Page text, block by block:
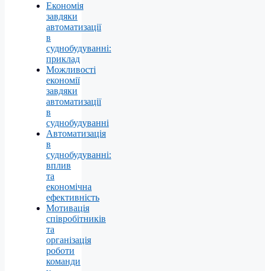
Економія
завдяки
автоматизації
в
суднобудуванні:
приклад
Можливості
економії
завдяки
автоматизації
в
суднобудуванні
Автоматизація
в
суднобудуванні:
вплив
та
економічна
ефективність
Мотивація
співробітників
та
організація
роботи
команди